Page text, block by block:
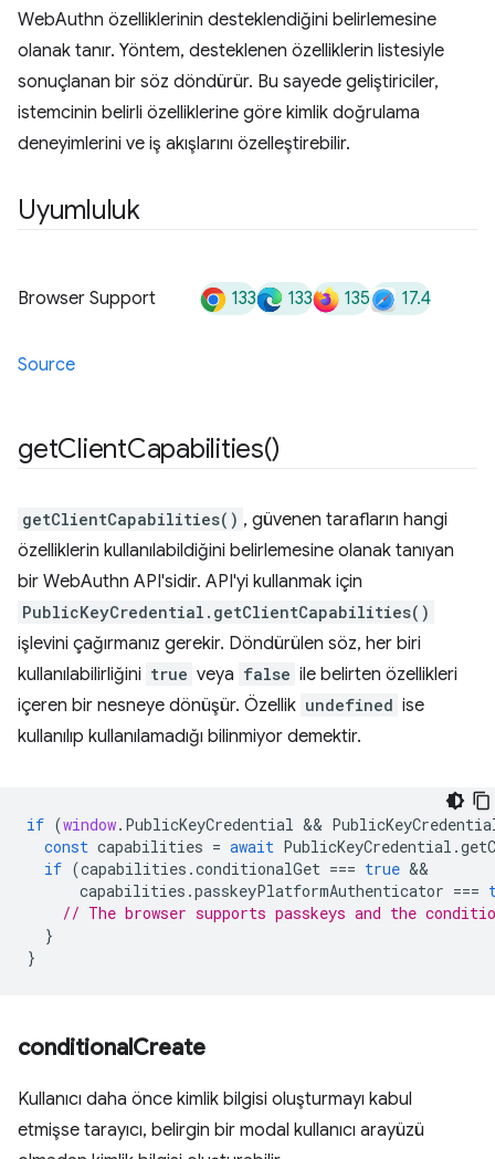
WebAuthn özelliklerinin desteklendiğini belirlemesine
olanak tanır. Yöntem, desteklenen özelliklerin listesiyle
sonuçlanan bir söz döndürür. Bu sayede geliştiriciler,
istemcinin belirli özelliklerine göre kimlik doğrulama
deneyimlerini ve iş akışlarını özelleştirebilir.
Uyumluluk
Browser Support 133 133 135 17.4
Source
getClientCapabilities()
getClientCapabilities() , güvenen tarafların hangi
özelliklerin kullanılabildiğini belirlemesine olanak tanıyan
bir WebAuthn API'sidir. API'yi kullanmak için
PublicKeyCredential.getClientCapabilities()
işlevini çağırmanız gerekir. Döndürülen söz, her biri
kullanılabilirliğini true veya false ile belirten özellikleri
içeren bir nesneye dönüşür. Özellik undefined ise
kullanılıp kullanılamadığı bilinmiyor demektir.
if (window. PublicKeyCredential &&
const capabilities = await PublicKeyCredential .
if (capabilities .conditionalGet === true
capabilities .passkeyPlatformAuthenticator ===
// The browser supports passkeys and the
}
}
conditionalCreate
Kullanıcı daha önce kimlik bilgisi oluşturmayı kabul
etmişse tarayıcı, belirgin bir modal kullanıcı arayüzü